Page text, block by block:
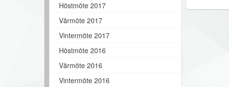
Höstmöte 2017
Vårmöte 2017
Vintermöte 2017
Höstmöte 2016
Vårmöte 2016
Vintermöte 2016